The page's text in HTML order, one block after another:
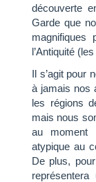
découverte
Garde que
l’Antiquité
Il s’agit pour
à jamais nos
les régions
mais nous
au moment
atypique au
De plus,